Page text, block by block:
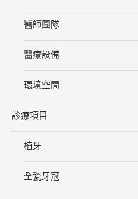
醫師團隊
醫療設備
環境空間
診療項目
植牙
全瓷牙冠